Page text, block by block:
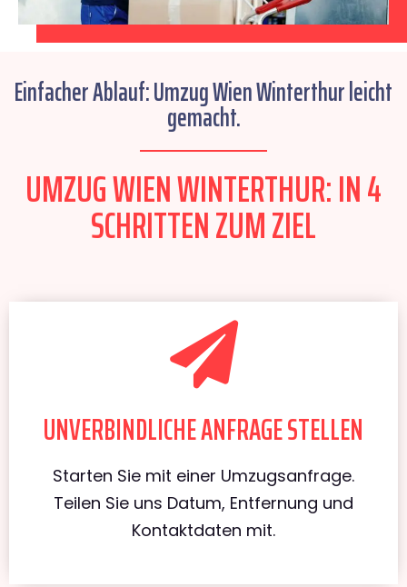
Einfacher Ablauf: Umzug Wien Winterthur leicht
gemacht.
UMZUG WIEN WINTERTHUR: IN 4
SCHRITTEN ZUM ZIEL
UNVERBINDLICHE ANFRAGE STELLEN
Starten Sie mit einer Umzugsanfrage.
Teilen Sie uns Datum, Entfernung und
Kontaktdaten mit.